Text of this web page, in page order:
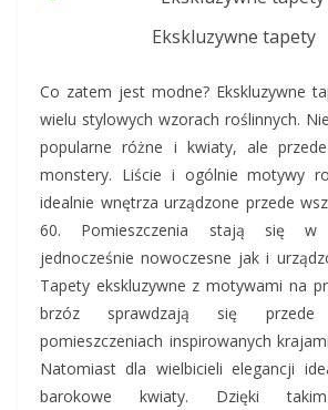
Ekskluzywne tapety
Co zatem jest modne? Ekskluzywne
wielu stylowych wzorach roślinnych.
popularne różne i kwiaty, ale
monstery. Liście i ogólnie motywy
idealnie wnętrza urządzone przede
60. Pomieszczenia stają się w
jednocześnie nowoczesne jak i
Tapety ekskluzywne z motywami na
brzóz sprawdzają się
pomieszczeniach inspirowanych
Natomiast dla wielbicieli elegancji
barokowe kwiaty. Dzięki